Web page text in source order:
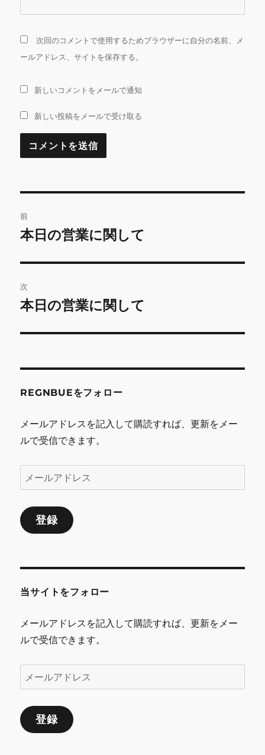
次回のコメントで使用するためブラウザーに自分の名前、メ
ールアドレス、サイトを保存する。
新しいコメントをメールで通知
新しい投稿をメールで受け取る
稿
ビ
ゲ
ー
前
前
投
稿:
本日の営業に関して
次
次
投
本日の営業に関して
REGNBUEをフォロー
メールアドレスを記入して購読すれば、更新をメー
ルで受信できます。
ー
ル
ア
ス
登録
当サイトをフォロー
メールアドレスを記入して購読すれば、更新をメー
ルで受信できます。
ー
ル
ア
登録